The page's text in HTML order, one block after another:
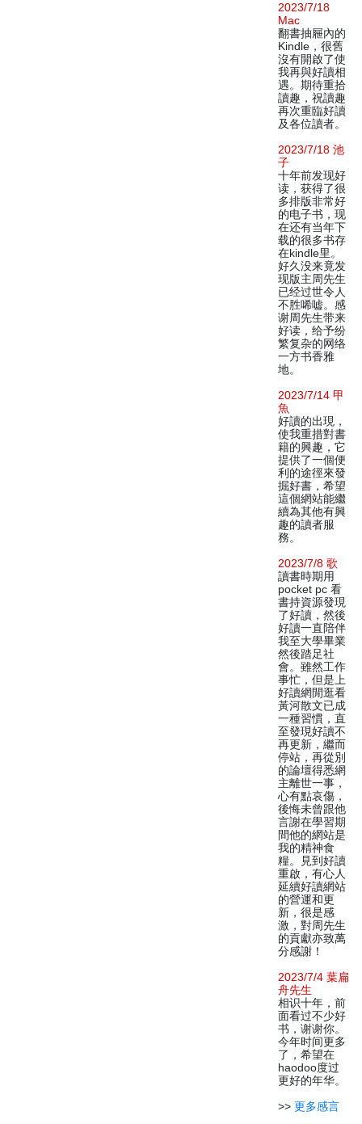
2023/7/18
Mac
翻書抽屜內的
Kindle，很舊
沒有開啟了使
我再與好讀相
遇。期待重拾
讀趣，祝讀趣
再次重臨好讀
及各位讀者。
2023/7/18 池
子
十年前发现好
读，获得了很
多排版非常好
的电子书，现
在还有当年下
载的很多书存
在kindle里。
好久没来竟发
现版主周先生
已经过世令人
不胜唏嘘。感
谢周先生带来
好读，给予纷
繁复杂的网络
一方书香雅
地。
2023/7/14 甲
魚
好讀的出現，
使我重措對書
籍的興趣，它
提供了一個便
利的途徑來發
掘好書，希望
這個網站能繼
續為其他有興
趣的讀者服
務。
2023/7/8 歌
讀書時期用
pocket pc 看
書持資源發現
了好讀，然後
好讀一直陪伴
我至大學畢業
然後踏足社
會。雖然工作
事忙，但是上
好讀網閒逛看
黃河散文已成
一種習慣，直
至發現好讀不
再更新，繼而
停站，再從別
的論壇得悉網
主離世一事，
心有點哀傷，
後悔未曾跟他
言謝在學習期
間他的網站是
我的精神食
糧。見到好讀
重啟，有心人
延續好讀網站
的營運和更
新，很是感
激，對周先生
的貢獻亦致萬
分感謝！
2023/7/4 葉扁
舟先生
相识十年，前
面看过不少好
书，谢谢你。
今年时间更多
了，希望在
haodoo度过
更好的年华。
>> 更多感言